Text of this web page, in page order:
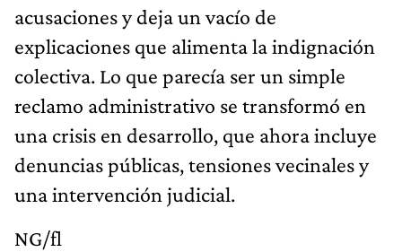
acusaciones y deja un vacío de
explicaciones que alimenta la indignación
colectiva. Lo que parecía ser un simple
reclamo administrativo se transformó en
una crisis en desarrollo, que ahora incluye
denuncias públicas, tensiones vecinales y
una intervención judicial.
NG/fl